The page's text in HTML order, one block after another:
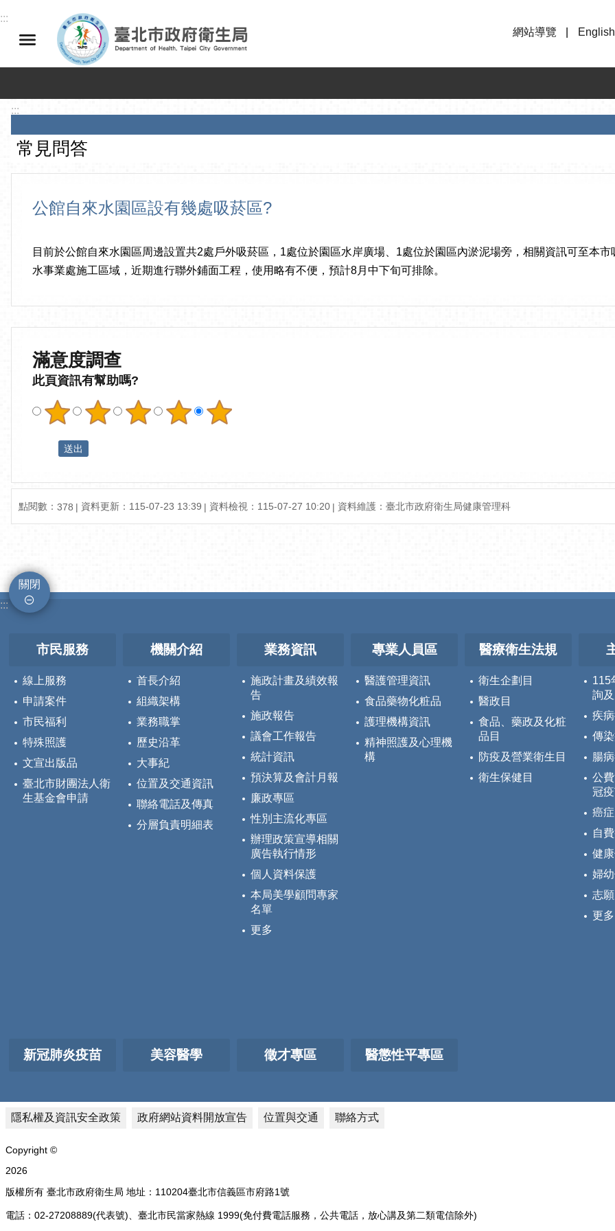
跳到主要內容區塊
:::
網站導覽
English
:::
常見問答
公館自來水園區設有幾處吸菸區?
目前於公館自來水園區周邊設置共2處戶外吸菸區，1處位於園區水岸廣場、1處位於園區內淤泥場旁，相關資訊可至本
水事業處施工區域，近期進行聯外鋪面工程，使用略有不便，預計8月中下旬可排除。
滿意度調查
此頁資訊有幫助嗎?
點閱數： 378 資料更新：115-07-23 13:39 資料檢視：115-07-27 10:20 資料維護：臺北市政府衛生局健康管理科
關閉
:::
市民服務
線上服務
申請案件
市民福利
特殊照護
文宣出版品
臺北市財團法人衛
生基金會申請
機關介紹
首長介紹
組織架構
業務職掌
歷史沿革
大事紀
位置及交通資訊
聯絡電話及傳真
分層負責明細表
業務資訊
施政計畫及績效報
告
施政報告
議會工作報告
統計資訊
預決算及會計月報
廉政專區
性別主流化專區
辦理政策宣導相關
廣告執行情形
個人資料保護
本局美學顧問專家
名單
更多
專業人員區
醫護管理資訊
食品藥物化粧品
護理機構資訊
精神照護及心理機
構
醫療衛生法規
衛生企劃目
醫政目
食品、藥政及化粧
品目
防疫及營業衛生目
衛生保健目
115
詢
疾
傳
腸
公
冠
癌
自
健
婦
志
更多
新冠肺炎疫苗 美容醫學 徵才專區 醫懲性平專區
隱私權及資訊安全政策 政府網站資料開放宣告 位置與交通 聯絡方式
Copyright ©
2026
版權所有 臺北市政府衛生局 地址：110204臺北市信義區市府路1號
電話：02-27208889(代表號)、臺北市民當家熱線 1999(免付費電話服務，公共電話，放心講及第二類電信除外)